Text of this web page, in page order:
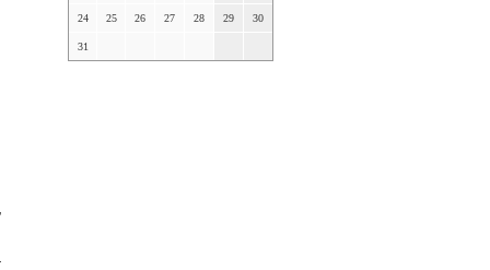
24 25 26 27 28 29 30
31